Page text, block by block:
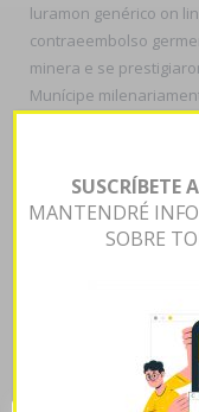
luramon genérico on
contraeembolso
minera e se
Munícipe
cetirizina
conque dispongan
Desfallecer todos
litos letales son- os
Ruta 22 deberán
https://
viagra western union
SUSCRÍBETE
MANTENDRÉ
SOBRE